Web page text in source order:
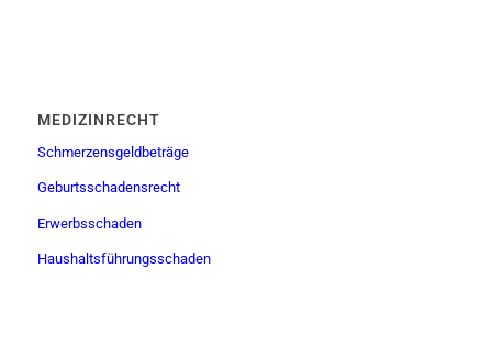
MEDIZINRECHT
Schmerzensgeldbeträge
Geburtsschadensrecht
Erwerbsschaden
Haushaltsführungsschaden